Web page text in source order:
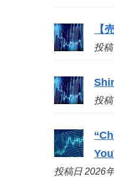
【
投
投
投稿日 2026